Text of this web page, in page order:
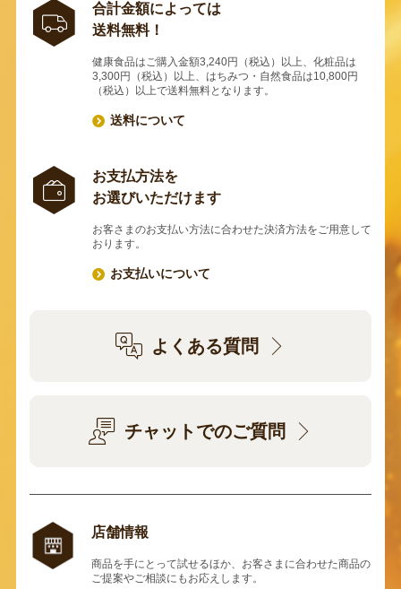
合計金額によっては
送料無料！
健康食品はご購入金額3,240円（税込）以上、化粧品は
3,300円（税込）以上、はちみつ・自然食品は10,800円
（税込）以上で送料無料となります。
送料について
お支払方法を
お選びいただけます
お客さまのお支払い方法に合わせた決済方法をご用意して
おります。
お支払いについて
よくある質問
チャットでのご質問
店舗情報
商品を手にとって試せるほか、お客さまに合わせた商品の
ご提案やご相談にもお応えします。